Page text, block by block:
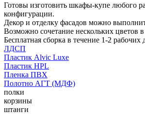
Готовы изготовить шкафы-купе любого
конфигурации.
Декор и отделку фасадов можно
Возможно сочетание нескольких цветов
Бесплатная сборка в течение 1-2 рабочих
ЛДСП
Пластик Alvic Luxe
Пластик HPL
Пленка ПВХ
Полотно АГТ (МДФ)
полки
корзины
штанги